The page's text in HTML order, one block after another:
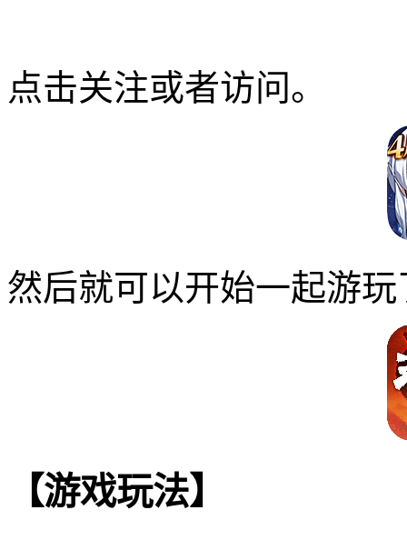
点击关注或者访问。
然后就可以开始一起游玩
【游戏玩法】